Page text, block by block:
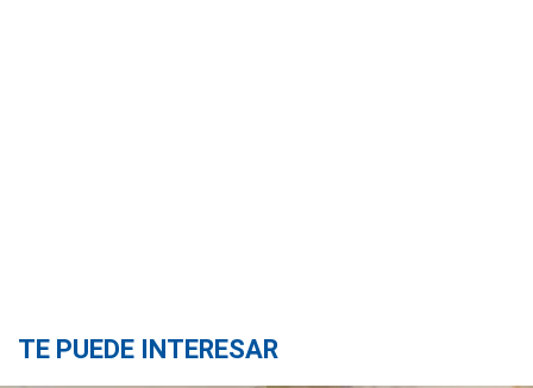
TE PUEDE INTERESAR